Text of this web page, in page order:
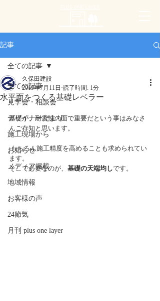
記事
全ての記事
見学会・相談会
デザイナーだより
施工現場から
お知らせ
メディア掲載
地域情報
お客様の声
24節気
月刊 plus one layer
全ての記事
水平面をつくる基礎レベラー
久保田建設
2019年7月11日 読了時間: 1分
基礎が、耐震性の面で重要だという事はみなさ
んご存知と思います。
もちろん施工精度を高めることも求められてい
ます。
そこで必要なのが、 基礎の天端均しです。